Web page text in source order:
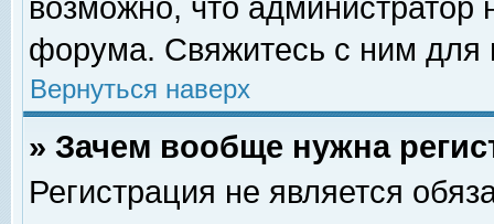
возможно, что
форума. Свяжитесь с ним для
Вернуться наверх
» Зачем вообще нужна
Регистрация не является